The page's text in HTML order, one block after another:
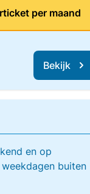
per maand
Bekijk
en op
buiten